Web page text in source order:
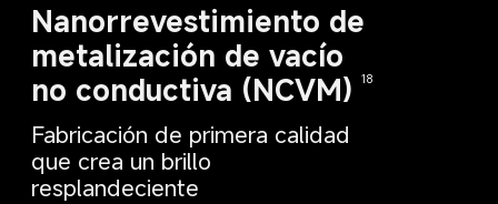
Nanorrevestimiento de
metalización de vacío
no conductiva (NCVM)
18
Fabricación de primera calidad
que crea un brillo
resplandeciente